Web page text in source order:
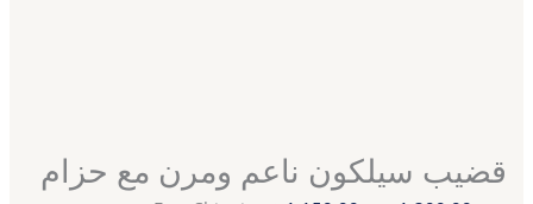
قضيب سيلكون ناعم ومرن مع حزام